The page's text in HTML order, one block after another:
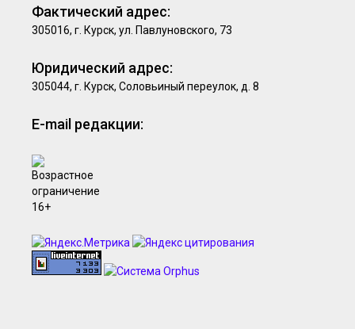
Фактический адрес:
305016, г. Курск, ул. Павлуновского, 73
Юридический адрес:
305044, г. Курск, Соловьиный переулок, д. 8
E-mail редакции: